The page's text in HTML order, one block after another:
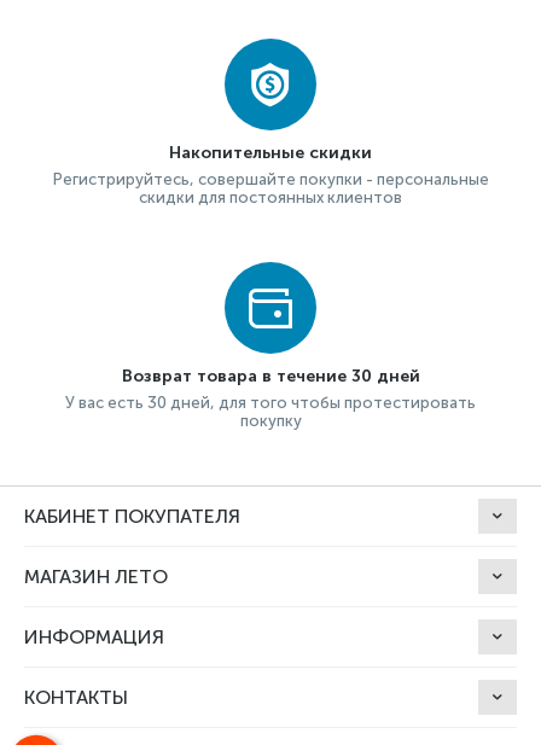
Накопительные скидки
Регистрируйтесь, совершайте покупки - персональные
скидки для постоянных клиентов
Возврат товара в течение 30 дней
У вас есть 30 дней, для того чтобы протестировать
покупку
КАБИНЕТ ПОКУПАТЕЛЯ
МАГАЗИН ЛЕТО
ИНФОРМАЦИЯ
КОНТАКТЫ